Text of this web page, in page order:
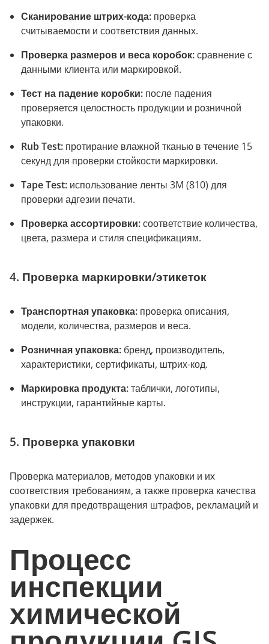
Сканирование штрих-кода: проверка
считываемости и соответствия данных.
Проверка размеров и веса коробок:сравнение с
данными клиента или маркировкой.
Тест на падение коробки: после падения
проверяется целостность продукции и розничной
упаковки.
Rub Test: протирание влажной тканью в течение 15
секунд для проверки стойкости маркировки.
Tape Test: использование ленты 3M (810) для
проверки адгезии печати.
Проверка ассортировки:соответствие количества,
цвета, размера и стиля спецификациям.
4. Проверка маркировки/этикеток
Транспортная упаковка: проверка описания,
модели, количества, размеров и веса.
Розничная упаковка: бренд, производитель,
характеристики, сертификаты, штрих-код.
Маркировка продукта:таблички, логотипы,
инструкции, гарантийные карты.
5. Проверка упаковки
Проверка материалов, методов упаковки и их
соответствия требованиям, а также проверка качества
упаковки для предотвращения штрафов, рекламаций и
задержек.
Процесс
инспекции
химической